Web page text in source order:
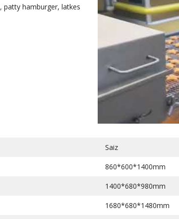
, patty hamburger, latkes
Saiz
860*600*1400mm
1400*680*980mm
1680*680*1480mm